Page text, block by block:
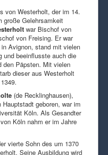
von Westerholt, der im 14.
große Gelehrsamkeit
war Bischof von
von Freising. Er war
Avignon, stand mit vielen
und beeinflusste auch die
den Päpsten. Mit vielen
dieser aus Westerholt
(de Recklinghausen),
geboren, war im
Köln. Als Gesandter
Köln nahm er im Jahre
vierte Sohn des um 1370
Seine Ausbildung wird